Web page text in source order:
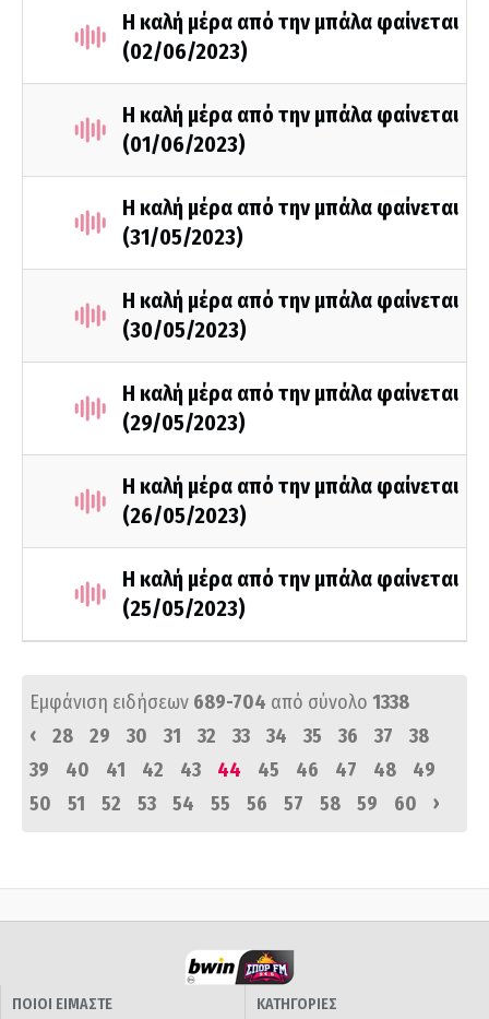
Η καλή μέρα από την μπάλα φαίνεται
(02/06/2023)
Η καλή μέρα από την μπάλα φαίνεται
(01/06/2023)
Η καλή μέρα από την μπάλα φαίνεται
(31/05/2023)
Η καλή μέρα από την μπάλα φαίνεται
(30/05/2023)
Η καλή μέρα από την μπάλα φαίνεται
(29/05/2023)
Η καλή μέρα από την μπάλα φαίνεται
(26/05/2023)
Η καλή μέρα από την μπάλα φαίνεται
(25/05/2023)
Εμφάνιση ειδήσεων 689-704 από σύνολο 1338
‹
28 29 30 31 32 33 34 35 36 37
38
39
40 41 42 43 44 45 46 47 48
49
50
51 52 53 54 55 56 57 58 59 60 ›
ΠΟΙΟΙ ΕΙΜΑΣΤΕ
ΚΑΤΗΓΟΡΙΕΣ